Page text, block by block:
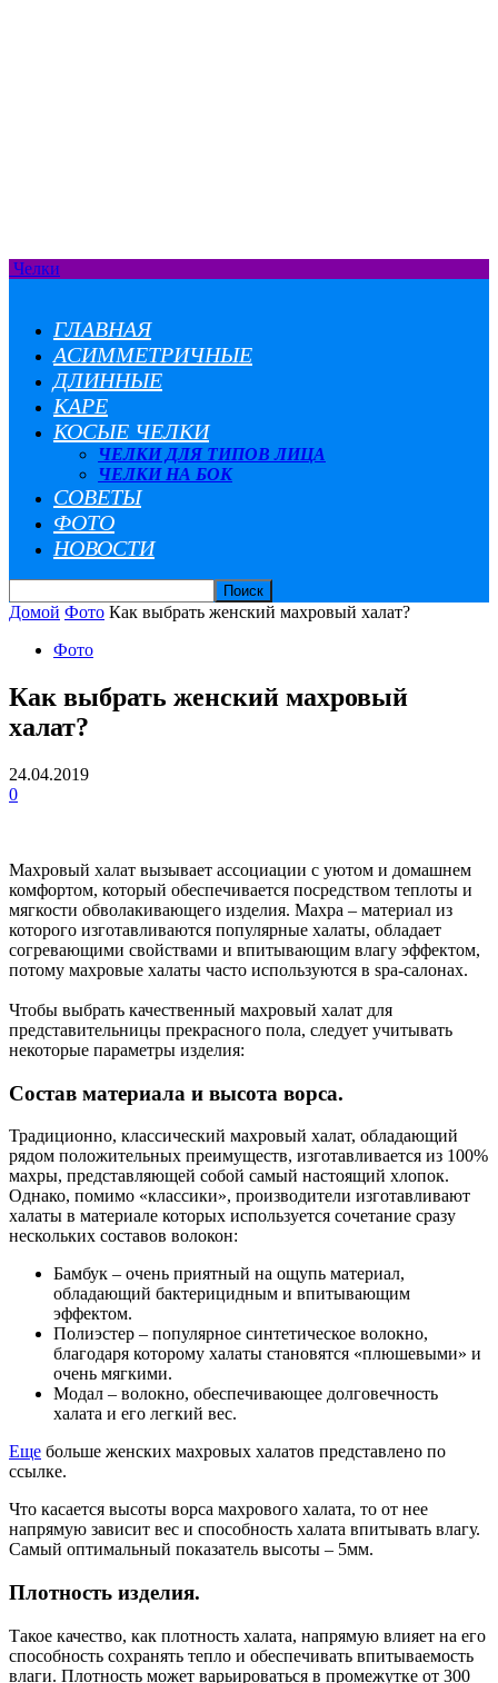
Челки
ГЛАВНАЯ
АСИММЕТРИЧНЫЕ
ДЛИННЫЕ
КАРЕ
КОСЫЕ ЧЕЛКИ
ЧЕЛКИ ДЛЯ ТИПОВ ЛИЦА
ЧЕЛКИ НА БОК
СОВЕТЫ
ФОТО
НОВОСТИ
Домой Фото Как выбрать женский махровый халат?
Фото
Как выбрать женский махровый
халат?
24.04.2019
0
Махровый халат вызывает ассоциации с уютом и домашнем
комфортом, который обеспечивается посредством теплоты и
мягкости обволакивающего изделия. Махра – материал из
которого изготавливаются популярные халаты, обладает
согревающими свойствами и впитывающим влагу эффектом,
потому махровые халаты часто используются в spa-салонах.
Чтобы выбрать качественный махровый халат для
представительницы прекрасного пола, следует учитывать
некоторые параметры изделия:
Состав материала и высота ворса.
Традиционно, классический махровый халат, обладающий
рядом положительных преимуществ, изготавливается из 100%
махры, представляющей собой самый настоящий хлопок.
Однако, помимо «классики», производители изготавливают
халаты в материале которых используется сочетание сразу
нескольких составов волокон:
Бамбук – очень приятный на ощупь материал,
обладающий бактерицидным и впитывающим
эффектом.
Полиэстер – популярное синтетическое волокно,
благодаря которому халаты становятся «плюшевыми» и
очень мягкими.
Модал – волокно, обеспечивающее долговечность
халата и его легкий вес.
Еще больше женских махровых халатов представлено по
ссылке.
Что касается высоты ворса махрового халата, то от нее
напрямую зависит вес и способность халата впитывать влагу.
Самый оптимальный показатель высоты – 5мм.
Плотность изделия.
Такое качество, как плотность халата, напрямую влияет на его
способность сохранять тепло и обеспечивать впитываемость
влаги. Плотность может варьироваться в промежутке от 300